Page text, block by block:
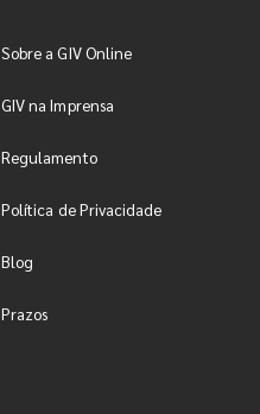
Sobre a GIV Online
GIV na Imprensa
Regulamento
Política de Privacidade
Blog
Prazos